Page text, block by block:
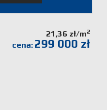
kosztów
21,36 zł/m2
cena: 299 000 zł